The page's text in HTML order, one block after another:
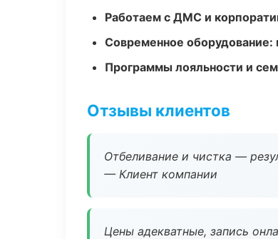
Работаем с ДМС и
Современное оборудование:
Программы лояльности и
Отзывы клиентов
Отбеливание и чистка —
— Клиент компании
Цены адекватные, запись